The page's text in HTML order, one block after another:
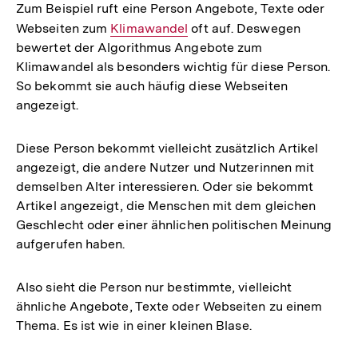
Zum Beispiel ruft eine Person Angebote, Texte oder
Webseiten zum Interner
Link:
Klimawandel oft auf. Deswegen
bewertet der Algorithmus Angebote zum
Klimawandel als besonders wichtig für diese Person.
So bekommt sie auch häufig diese Webseiten
angezeigt.
Diese Person bekommt vielleicht zusätzlich Artikel
angezeigt, die andere Nutzer und Nutzerinnen mit
demselben Alter interessieren. Oder sie bekommt
Artikel angezeigt, die Menschen mit dem gleichen
Geschlecht oder einer ähnlichen politischen Meinung
aufgerufen haben.
Also sieht die Person nur bestimmte, vielleicht
ähnliche Angebote, Texte oder Webseiten zu einem
Thema. Es ist wie in einer kleinen Blase.